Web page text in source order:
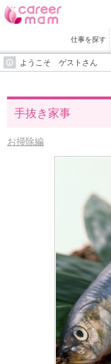
仕事を探す
ようこそ ゲストさん
手抜き家事
お掃除編